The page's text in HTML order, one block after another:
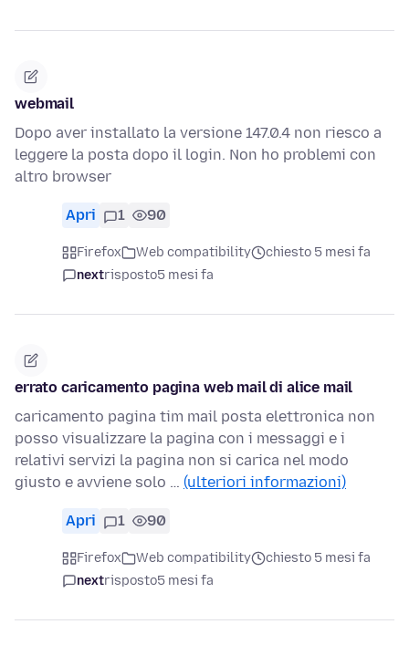
webmail
Dopo aver installato la versione 147.0.4 non riesco a
leggere la posta dopo il login. Non ho problemi con
altro browser
Apri 1 90
Firefox Web compatibility
chiesto 5 mesi fa
nextrisposto5 mesi fa
errato caricamento pagina web mail di alice mail
caricamento pagina tim mail posta elettronica non
posso visualizzare la pagina con i messaggi e i
relativi servizi la pagina non si carica nel modo
giusto e avviene solo … (ulteriori informazioni)
Apri 1 90
Firefox Web compatibility
chiesto 5 mesi fa
nextrisposto5 mesi fa